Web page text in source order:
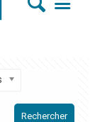
Rechercher